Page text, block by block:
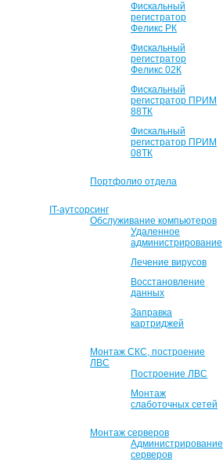
Фискальный
регистратор
Феликс РК
Фискальный
регистратор
Феликс 02К
Фискальный
регистратор ПРИМ
88ТК
Фискальный
регистратор ПРИМ
08ТК
Портфолио отдела
IT-аутсорсинг
Обслуживание компьютеров
Удаленное
администрирование
Лечение вирусов
Восстановление
данных
Заправка
картриджей
Монтаж СКС, построение
ЛВС
Построение ЛВС
Монтаж
слаботочных сетей
Монтаж серверов
Администрирование
серверов